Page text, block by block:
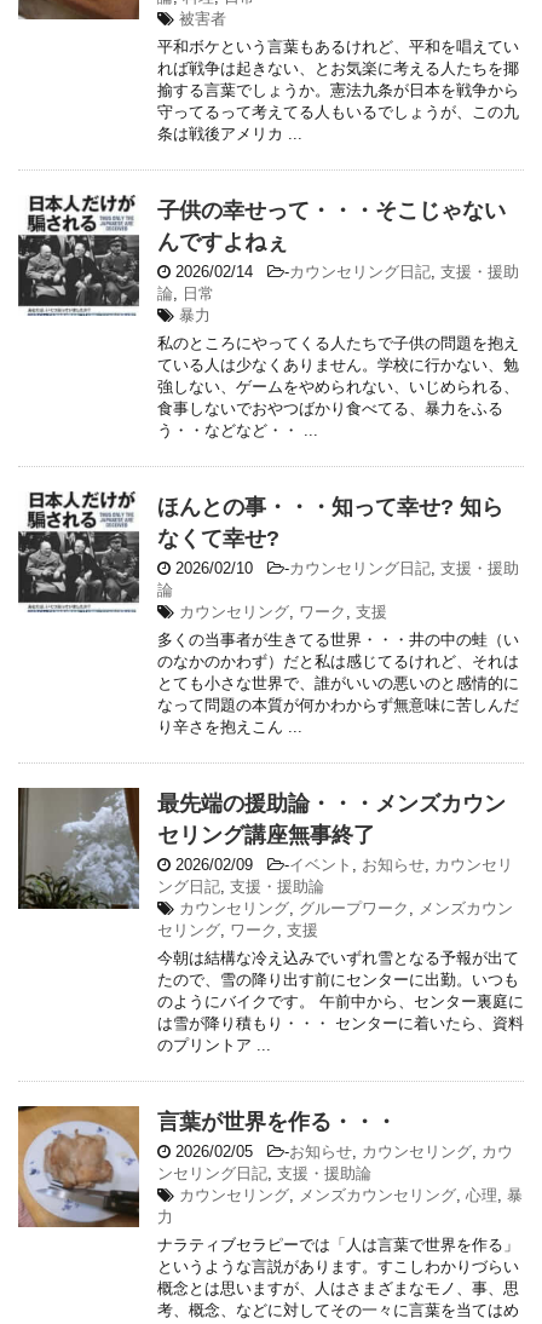
被害者
平和ボケという言葉もあるけれど、平和を唱えてい
れば戦争は起きない、とお気楽に考える人たちを揶
揄する言葉でしょうか。憲法九条が日本を戦争から
守ってるって考えてる人もいるでしょうが、この九
条は戦後アメリカ ...
子供の幸せって・・・そこじゃない
んですよねぇ
2026/02/14 -カウンセリング日記, 支援・援助
論, 日常
暴力
私のところにやってくる人たちで子供の問題を抱え
ている人は少なくありません。学校に行かない、勉
強しない、ゲームをやめられない、いじめられる、
食事しないでおやつばかり食べてる、暴力をふる
う・・などなど・・ ...
ほんとの事・・・知って幸せ? 知ら
なくて幸せ?
2026/02/10 -カウンセリング日記, 支援・援助
論
カウンセリング, ワーク , 支援
多くの当事者が生きてる世界・・・井の中の蛙（い
のなかのかわず）だと私は感じてるけれど、それは
とても小さな世界で、誰がいいの悪いのと感情的に
なって問題の本質が何かわからず無意味に苦しんだ
り辛さを抱えこん ...
最先端の援助論・・・メンズカウン
セリング講座無事終了
2026/02/09 -イベント , お知らせ, カウンセリ
ング日記, 支援・援助論
カウンセリング, グループワーク , メンズカウン
セリング, ワーク , 支援
今朝は結構な冷え込みでいずれ雪となる予報が出て
たので、雪の降り出す前にセンターに出勤。いつも
のようにバイクです。 午前中から、センター裏庭に
は雪が降り積もり・・・ センターに着いたら、資料
のプリントア ...
言葉が世界を作る・・・
2026/02/05 -お知らせ, カウンセリング, カウ
ンセリング日記, 支援・援助論
カウンセリング, メンズカウンセリング, 心理, 暴
力
ナラティブセラピーでは「人は言葉で世界を作る」
というような言説があります。すこしわかりづらい
概念とは思いますが、人はさまざまなモノ、事、思
考、概念、などに対してその一々に言葉を当てはめ